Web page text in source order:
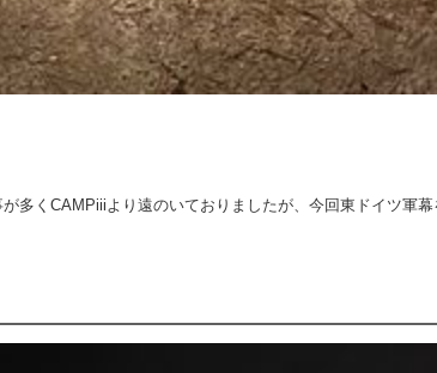
多くCAMPiiiより遠のいておりましたが、今回東ドイツ軍